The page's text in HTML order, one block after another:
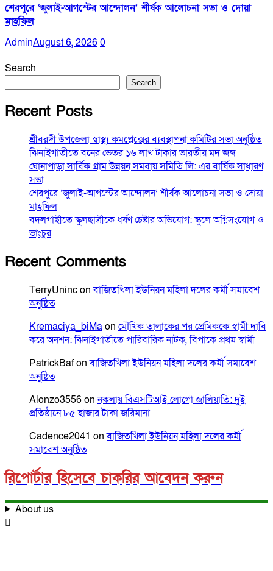
শেরপুরে ‘জুলাই-আগস্টের আন্দোলন’ শীর্ষক আলোচনা সভা ও দোয়া
মাহফিল
AdminAugust 6, 20260
Search
Search
Recent Posts
শ্রীবরদী উপজেলা স্বাস্থ্য কমপ্লেক্সের ব্যবস্থাপনা কমিটির সভা অনুষ্ঠিত
ঝিনাইগাতীতে বনের ভেতর ১৬ লাখ টাকার ভারতীয় মদ জব্দ
ঘোনাপাড়া সার্বিক গ্রাম উন্নয়ন সমবায় সমিতি লি: এর বার্ষিক সাধারণ
সভা
শেরপুরে ‘জুলাই-আগস্টের আন্দোলন’ শীর্ষক আলোচনা সভা ও দোয়া
মাহফিল
বদলগাছীতে স্কুলছাত্রীকে ধর্ষণ চেষ্টার অভিযোগ: স্কুলে অগ্নিসংযোগ ও
ভাংচুর
Recent Comments
TerryUninconবাজিতখিলা ইউনিয়ন মহিলা দলের কর্মী সমাবেশ
অনুষ্ঠিত
Kremaciya_biMaon মৌখিক তালাকের পর প্রেমিককে স্বামী দাবি
করে অনশন: ঝিনাইগাতীতে পারিবারিক নাটক, বিপাকে প্রথম স্বামী
PatrickBafonবাজিতখিলা ইউনিয়ন মহিলা দলের কর্মী সমাবেশ
অনুষ্ঠিত
Alonzo3556onনকলায় বিএসটিআই লোগো জালিয়াতি: দুই
প্রতিষ্ঠানে ৮৫ হাজার টাকা জরিমানা
Cadence2041 onবাজিতখিলা ইউনিয়ন মহিলা দলের কর্মী
সমাবেশ অনুষ্ঠিত
রিপোর্টার হিসেবে চাকরির আবেদন করুন
About us